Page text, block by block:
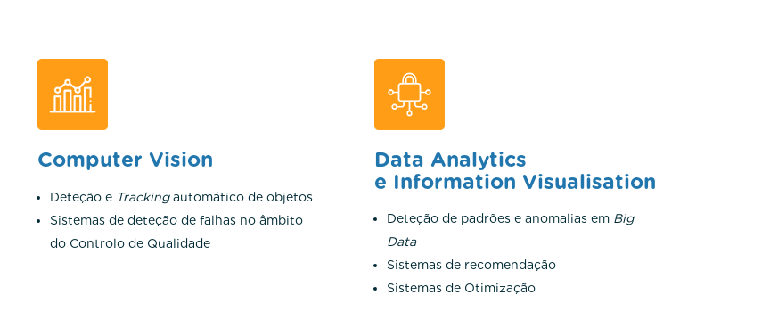
Computer Vision
Deteção e Trackingautomático de objetos
Sistemas de deteção de falhas no âmbito
do Controlo de Qualidade
Data Analytics
e Information Visualisation
Deteção de padrões e anomalias em Big
Data
Sistemas de recomendação
Sistemas de Otimização